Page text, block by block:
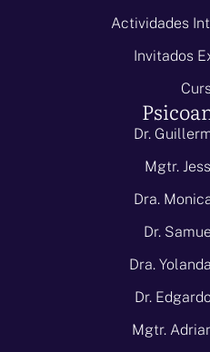
Actividades
Invitados
Dr.
Mgtr.
Dra.
Dr.
Dra.
Dr.
Mgtr.